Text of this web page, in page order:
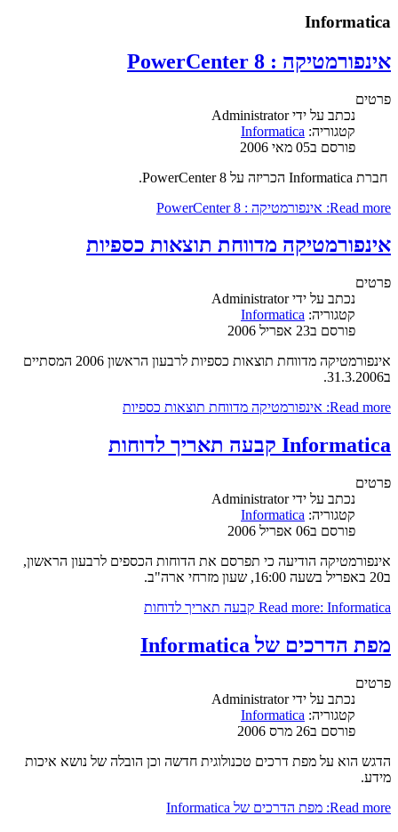
Informatica
אינפורמטיקה : PowerCenter 8
פרטים
נכתב על ידיAdministrator
קטגוריה: Informatica
פורסם ב05 מאי 2006
חברת Informatica הכריזה על PowerCenter 8.
Read more: אינפורמטיקה : PowerCenter 8
אינפורמטיקה מדווחת תוצאות כספיות
פרטים
נכתב על ידיAdministrator
קטגוריה: Informatica
פורסם ב23 אפריל 2006
אינפורמטיקה מדווחת תוצאות כספיות לרבעון הראשון 2006 המסתיים
ב31.3.2006.
Read more: אינפורמטיקה מדווחת תוצאות כספיות
Informatica קבעה תאריך לדוחות
פרטים
נכתב על ידיAdministrator
קטגוריה: Informatica
פורסם ב06 אפריל 2006
אינפורמטיקה הודיעה כי תפרסם את הדוחות הכספים לרבעון הראשון,
ב20 באפריל בשעה 16:00, שעון מזרחי ארה"ב.
Read more: Informatica קבעה תאריך לדוחות
מפת הדרכים של Informatica
פרטים
נכתב על ידיAdministrator
קטגוריה: Informatica
פורסם ב26 מרס 2006
הדגש הוא על מפת דרכים טכנולוגית חדשה וכן הובלה של נושא איכות
מידע.
Read more: מפת הדרכים של Informatica